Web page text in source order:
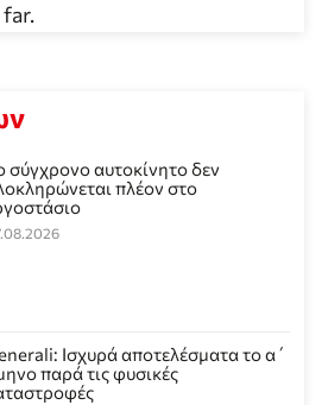
far.
σύγχρονο αυτοκίνητο δεν
πλέον στο
Ισχυρά αποτελέσματα το α΄
παρά τις φυσικές